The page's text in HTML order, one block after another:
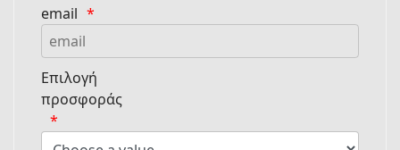
email
Επιλογή
προσφοράς